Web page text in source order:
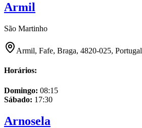
Armil
São Martinho
Armil, Fafe, Braga, 4820-025, Portugal
Horários:
Domingo: 08:15
Sábado: 17:30
Arnosela